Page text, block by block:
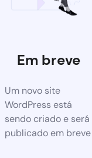
Em breve
Um novo site
WordPress está
sendo criado e será
publicado em breve